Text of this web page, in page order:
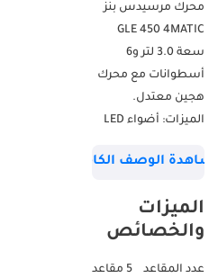
محرك مرسيدس بنز
GLE 450 4MATIC
سعة 3.0 لتر و6
أسطوانات مع محرك
هجين معتدل.
الميزات: أضواء LED
نظام صوت
عرض أمامية، كاميرا
360 درجة، مقاعد
الوصف الكامل
الميزات
والخصائص
عدد المقاعد
5 مقاعد